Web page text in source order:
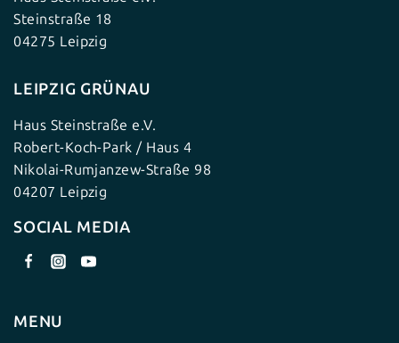
Steinstraße 18
04275 Leipzig
LEIPZIG GRÜNAU
Haus Steinstraße e.V.
Robert-Koch-Park / Haus 4
Nikolai-Rumjanzew-Straße 98
04207 Leipzig
SOCIAL MEDIA
MENU